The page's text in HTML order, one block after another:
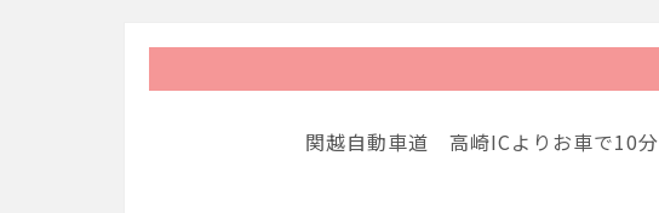
関越自動車道 高崎ICよりお車で10分